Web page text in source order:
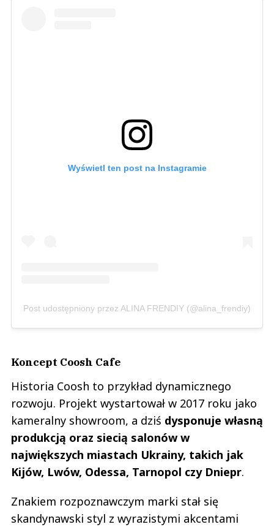
Wyświetl ten post na Instagramie
Post udostępniony przez ALINA FRENDIY (@alina_frendiy)
Koncept Coosh Cafe
Historia Coosh to przykład dynamicznego
rozwoju. Projekt wystartował w 2017 roku jako
kameralny showroom, a dziś dysponuje własną
produkcją oraz siecią salonów w
największych miastach Ukrainy, takich jak
Kijów, Lwów, Odessa, Tarnopol czy Dniepr.
Znakiem rozpoznawczym marki stał się
skandynawski styl z wyrazistymi akcentami